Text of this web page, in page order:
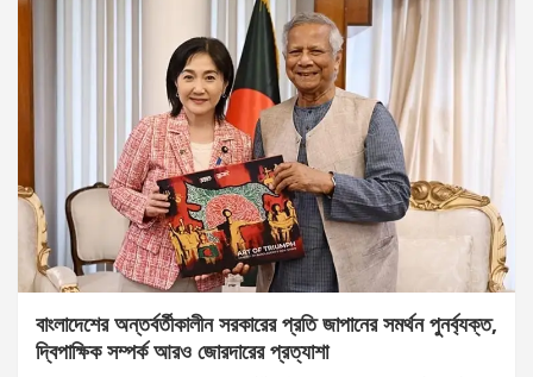
বাংলাদেশের অন্তর্বর্তীকালীন সরকারের প্রতি জাপানের সমর্থন পুনর্ব্যক্ত,
দ্বিপাক্ষিক সম্পর্ক আরও জোরদারের প্রত্যাশা